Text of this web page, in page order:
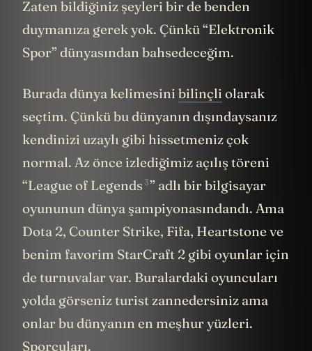
Zaten bildiğiniz şeyleri bir de benden
duymanıza gerek yok. Çünkü “Elektronik
Spor” dünyasından bahsedeceğim.
Burada dünya kelimesini bilinçli olarak
seçtim. Çünkü bu dünyanın dışındaysanız
kendinizi uzaylı gibi hissetmeniz çok
normal. Az önce izlediğimiz açılış töreni
“League of Legends 3” adlı bir bilgisayar
oyununun dünya şampiyonasındandı. Ama
Dota 2, Counter Strike, Fifa, Heartstone ve
benim favorim StarCraft 2 gibi oyunlar için
de turnuvalar var. Buralardaki oyuncuları
yolda görseniz turist zannedersiniz ama
onlar bu dünyanın en meşhur yüzleri.
Sporcuları.